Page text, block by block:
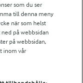
som du ser
till denna meny
när som helst
på webbsidan
på webbsidan,
inom vår